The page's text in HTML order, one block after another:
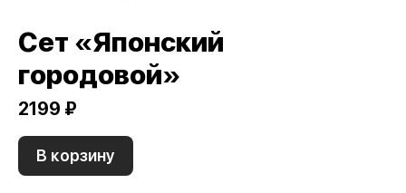
Сет «Японский
городовой»
2199 ₽
В корзину